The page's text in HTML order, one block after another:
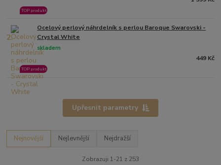
TOP produkt
2.
Ocelový perlový náhrdelník s perlou Baroque Swarovski -
Crystal White
skladem
TOP produkt
449 Kč
Upřesnit parametry
Nejnovější Nejlevnější Nejdražší
Zobrazuji 1-21 z 253